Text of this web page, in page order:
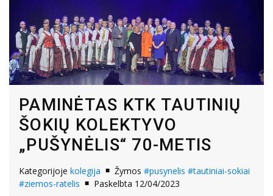
PAMINĖTAS KTK TAUTINIŲ
ŠOKIŲ KOLEKTYVO
„PUŠYNĖLIS“ 70-METIS
Kategorijoje kolegija Žymos #pusynelis #tautiniai-sokiai
#ziemos-ratelis
Paskelbta 12/04/2023